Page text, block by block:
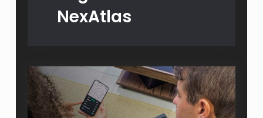
NexAtlas